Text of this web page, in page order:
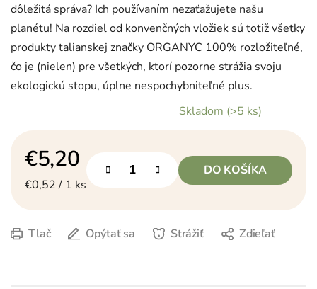
dôležitá správa? Ich používaním nezaťažujete našu
planétu! Na rozdiel od konvenčných vložiek sú totiž všetky
produkty talianskej značky ORGANYC 100% rozložiteľné,
čo je (nielen) pre všetkých, ktorí pozorne strážia svoju
ekologickú stopu, úplne nespochybniteľné plus.
Skladom (>5 ks)
€5,20
Jednotková cena:
€0,52 / 1 ks
DO KOŠÍKA
Tlač Opýtať sa Strážiť Zdieľať